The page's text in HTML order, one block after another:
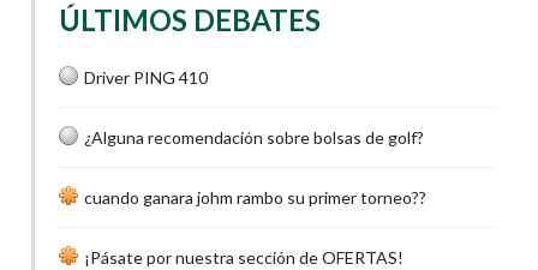
ÚLTIMOS DEBATES
Driver PING 410
¿Alguna recomendación sobre bolsas de golf?
cuando ganara johm rambo su primer torneo??
¡Pásate por nuestra sección de OFERTAS!